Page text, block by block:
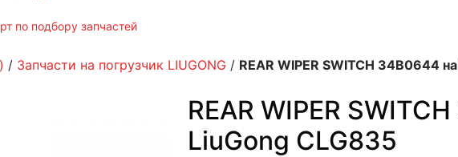
по подбору запчастей
/ Запчасти на погрузчик LIUGONG / REAR WIPER SWITCH 34B0644
REAR WIPER
LiuGong CLG835